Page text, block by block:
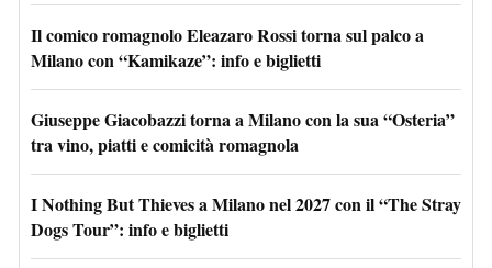
Il comico romagnolo Eleazaro Rossi torna sul palco a
Milano con “Kamikaze”: info e biglietti
Giuseppe Giacobazzi torna a Milano con la sua “Osteria”
tra vino, piatti e comicità romagnola
I Nothing But Thieves a Milano nel 2027 con il “The Stray
Dogs Tour”: info e biglietti